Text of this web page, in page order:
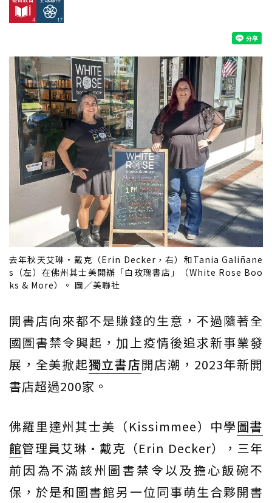
去年秋天艾琳·戴克（Erin Decker，右）和Tania Galiñane
s（左）在佛州其士美開辦「白玫瑰書店」（White Rose Boo
ks & More）。 圖／美聯社
開書店向來都不是賺錢的生意，不過隨著全
國圖書禁令興起，加上疫情後追求新事業發
展，全美掀起獨立書店開店潮，2023年新開
書店超過200家。
佛羅里達州其士美（Kissimmee）中學圖書
館管理員艾琳·戴克（Erin Decker），三年
前因為不滿該州圖書禁令以及擔心飯碗不
保，於是和圖書館另一位同事萌生合夥開書